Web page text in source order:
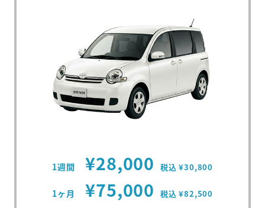
1週間 ¥28,000 税込 ¥30,800
1ヶ月 ¥75,000 税込 ¥82,500